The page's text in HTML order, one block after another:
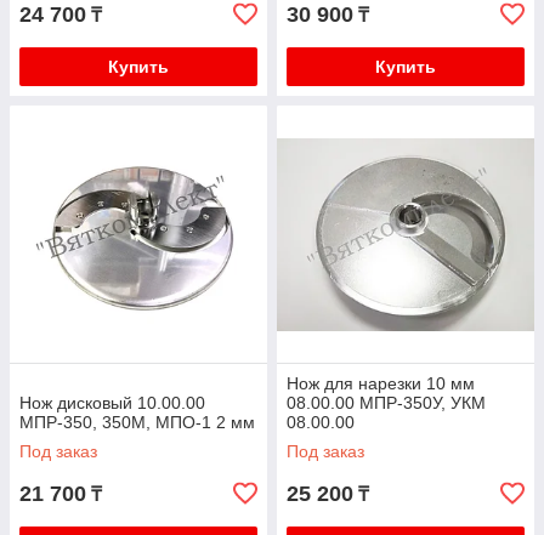
24 700 ₸
Купить
30 900 ₸
Купить
Нож дисковый 10.00.00
МПР-350, 350М, МПО-1 2 мм
Под заказ
21 700 ₸
Нож для нарезки 10 мм
08.00.00 МПР-350У, УКМ
08.00.00
Под заказ
25 200 ₸